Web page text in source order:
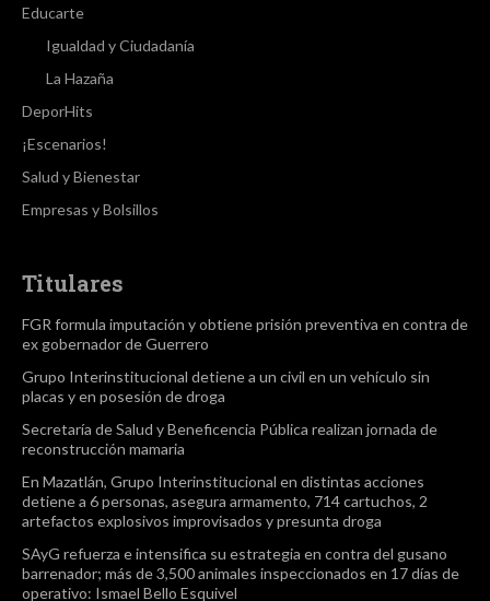
Educarte
Igualdad y Ciudadanía
La Hazaña
DeporHits
¡Escenarios!
Salud y Bienestar
Empresas y Bolsillos
Titulares
FGR formula imputación y obtiene prisión preventiva en contra de
ex gobernador de Guerrero
Grupo Interinstitucional detiene a un civil en un vehículo sin
placas y en posesión de droga
Secretaría de Salud y Beneficencia Pública realizan jornada de
reconstrucción mamaria
En Mazatlán, Grupo Interinstitucional en distintas acciones
detiene a 6 personas, asegura armamento, 714 cartuchos, 2
artefactos explosivos improvisados y presunta droga
SAyG refuerza e intensifica su estrategia en contra del gusano
barrenador; más de 3,500 animales inspeccionados en 17 días de
operativo: Ismael Bello Esquivel